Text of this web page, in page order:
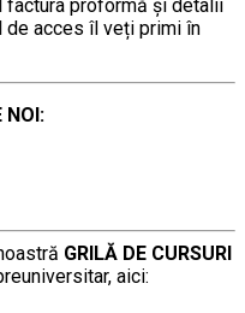
factura proformă și detalii
acces îl veți primi în
NOI:
GRILĂ DE CURSURI
aici: